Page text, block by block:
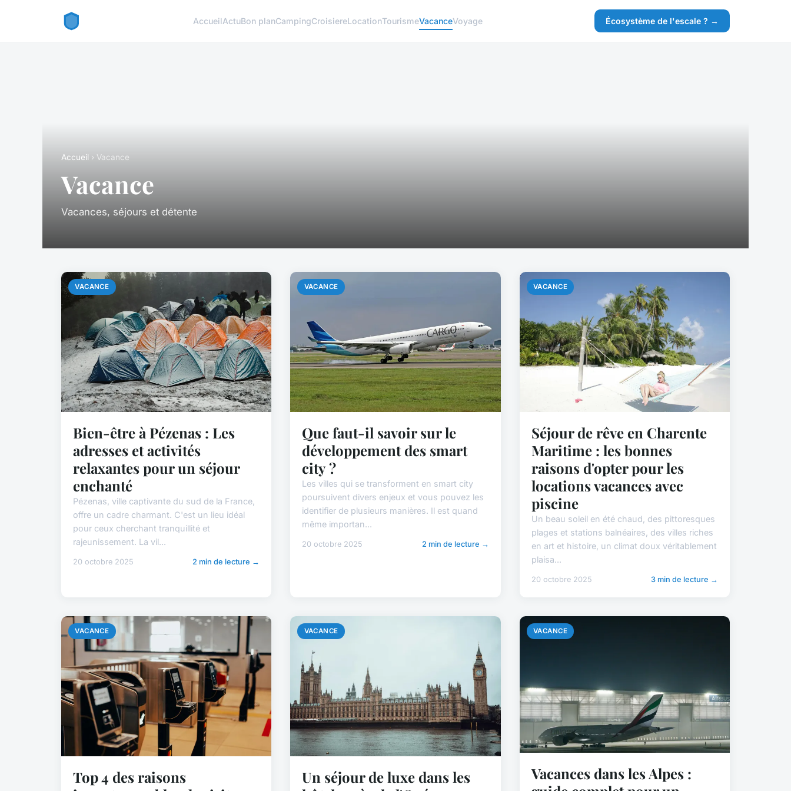
AccueilActuBon planCampingCroisiereLocationTourismeVacanceVoyage Écosystème de l'escale ? →
Accueil › Vacance
Vacance
Vacances, séjours et détente
VACANCE
Bien-être à Pézenas : Les
adresses et activités
relaxantes pour un séjour
enchanté
Pézenas, ville captivante du sud de la France,
offre un cadre charmant. C'est un lieu idéal
pour ceux cherchant tranquillité et
rajeunissement. La vil...
20 octobre 2025 2 min de lecture →
VACANCE
Que faut-il savoir sur le
développement des smart
city ?
Les villes qui se transforment en smart city
poursuivent divers enjeux et vous pouvez les
identifier de plusieurs manières. Il est quand
même importan...
20 octobre 2025 2 min de lecture →
VACANCE
Séjour de rêve en Charente
Maritime : les bonnes
raisons d'opter pour les
locations vacances avec
piscine
Un beau soleil en été chaud, des pittoresques
plages et stations balnéaires, des villes riches
en art et histoire, un climat doux véritablement
plaisa...
20 octobre 2025 3 min de lecture →
VACANCE
Top 4 des raisons
VACANCE
Un séjour de luxe dans les
VACANCE
Vacances dans les Alpes :